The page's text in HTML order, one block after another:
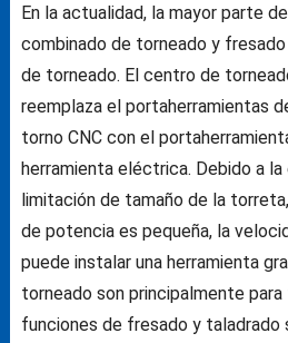
En la actualidad, la mayor parte
combinado de torneado y
de torneado. El centro de
reemplaza el portaherramientas
torno CNC con el
herramienta eléctrica. Debido a
limitación de tamaño de la
de potencia es pequeña, la
puede instalar una herramienta
torneado son principalmente para
funciones de fresado y taladrado